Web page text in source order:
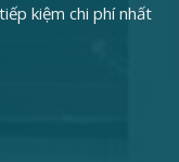
kiệm chi phí nhất